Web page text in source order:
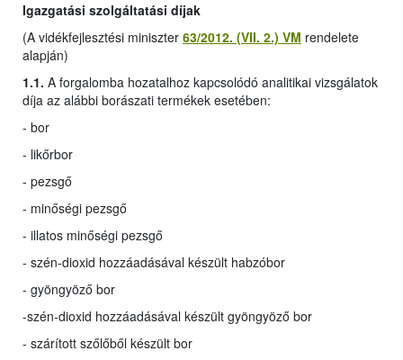
Igazgatási szolgáltatási díjak
(A vidékfejlesztési miniszter 63/2012. (VII. 2.) VM rendelete
alapján)
1.1. A forgalomba hozatalhoz kapcsolódó analitikai vizsgálatok
díja az alábbi borászati termékek esetében:
- bor
- likőrbor
- pezsgő
- minőségi pezsgő
- illatos minőségi pezsgő
- szén-dioxid hozzáadásával készült habzóbor
- gyöngyöző bor
-szén-dioxid hozzáadásával készült gyöngyöző bor
- szárított szőlőből készült bor